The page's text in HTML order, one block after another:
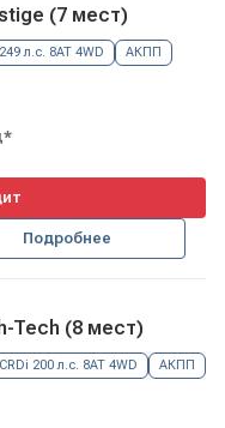
(7 мест)
л.с. 8AT 4WD АКПП
Подробнее
Tech (8 мест)
200 л.с. 8AT 4WD АКПП